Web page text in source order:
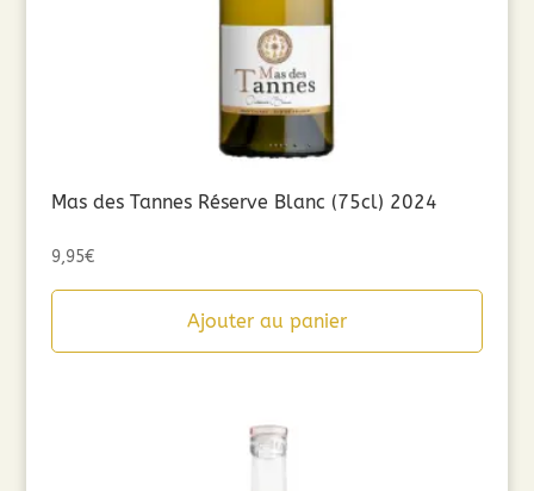
Mas des Tannes Réserve Blanc (75cl) 2024
9,95€
Ajouter au panier